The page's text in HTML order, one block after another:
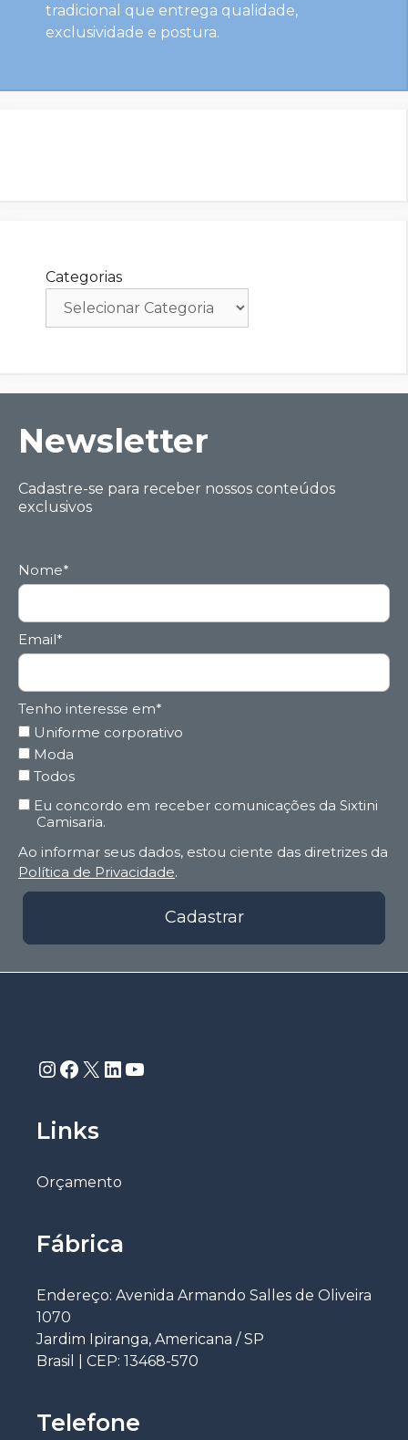
tradicional que entrega qualidade,
exclusividade e postura.
Categorias
Ne wsletter
Cadastre-se para receber nossos conteúdos
exclusivos
Nome*
Email*
Tenho interesse em*
Uniforme corporativo
Moda
Todos
Eu concordo em receber comunicações da Sixtini
Camisaria.
Ao informar seus dados, estou ciente das diretrizes da
Política de Privacidade.
Cadastrar
Instagram
Facebook
X LinkedIn
Youtube
Links
Orçamento
Fábrica
Endereço: Avenida Armando Salles de Oliveira
1070
Jardim Ipiranga, Americana / SP
Brasil | CEP: 13468-570
Telefone